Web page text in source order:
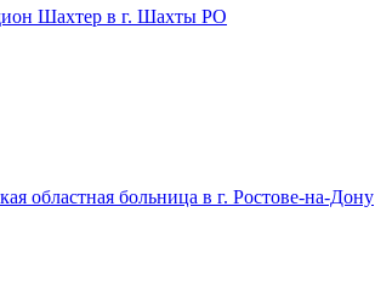
Шахтер в г. Шахты РО
областная больница в г. Ростове-на-Дону